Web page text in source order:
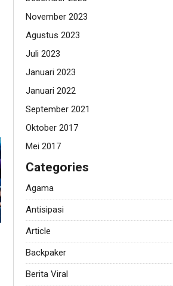
November 2023
Agustus 2023
Juli 2023
Januari 2023
Januari 2022
September 2021
Oktober 2017
Mei 2017
Categories
Agama
Antisipasi
Article
Backpaker
Berita Viral